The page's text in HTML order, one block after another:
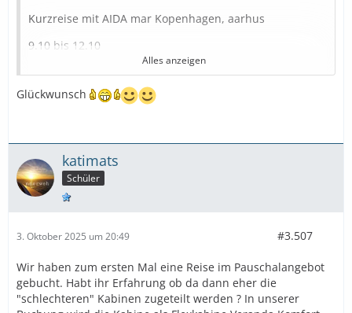
Kurzreise mit AIDA mar Kopenhagen, aarhus
9.10 bis 12.10
Ich tanze gerade durch die Wohnung
Alles anzeigen
Glückwunsch
katimats
Schüler
3. Oktober 2025 um 20:49 #3.507
Wir haben zum ersten Mal eine Reise im Pauschalangebot
gebucht. Habt ihr Erfahrung ob da dann eher die
"schlechteren" Kabinen zugeteilt werden ? In unserer